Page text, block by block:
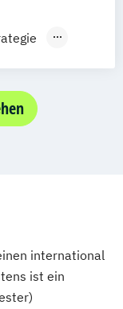
international
ist ein